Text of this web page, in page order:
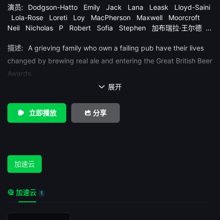
演员:
Dodgson-Hatto Emily Jack Lana Leask
Lloyd-Saini
Lola-Rose
Loreti Loy MacPherson Maxwell
Moorcroft
Neil
Nicholas P Robert Sofia Stephen
加布瑞拉·王尔德
劳伦斯 约诺·戴维斯 詹姆斯·巴克利 迈尔斯·贾普 马丁·克鲁勒斯
马克·阿蒂
描述:
A grieving family who own a failing pub have their lives
changed by brewing real ale and entering the Great British Beer
Awards.
 展开
立即播放 分享
加速云
加速云 1